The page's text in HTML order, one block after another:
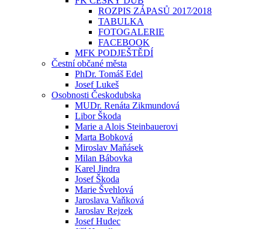
ROZPIS ZÁPASŮ 2017⁄2018
TABULKA
FOTOGALERIE
FACEBOOK
MFK PODJEŠTĚDÍ
Čestní občané města
PhDr. Tomáš Edel
Josef Lukeš
Osobnosti Českodubska
MUDr. Renáta Zikmundová
Libor Škoda
Marie a Alois Steinbauerovi
Marta Bobková
Miroslav Maňásek
Milan Bábovka
Karel Jindra
Josef Škoda
Marie Švehlová
Jaroslava Vaňková
Jaroslav Rejzek
Josef Hudec